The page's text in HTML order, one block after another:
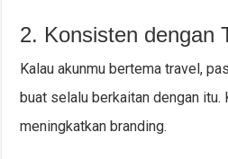
2. Konsisten dengan
Kalau akunmu bertema travel,
buat selalu berkaitan dengan
meningkatkan branding.